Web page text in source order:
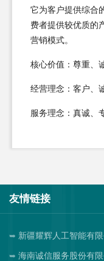
它为客户提供综合
费者提供较优质的
营销模式。
核心价值：尊重、
经营理念：客户、
服务理念：真诚、
友情链接
新疆耀辉人工智能有限
海南诚信服务股份有限